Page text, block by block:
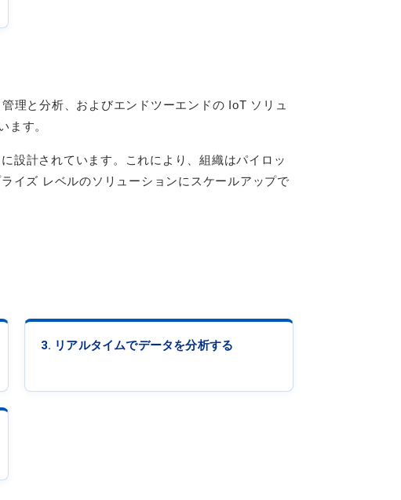
理と分析、およびエンドツーエンドの IoT ソリュ
ます。
設計されています。これにより、組織はパイロッ
イズ レベルのソリューションにスケールアップで
3. リアルタイムでデータを分析する